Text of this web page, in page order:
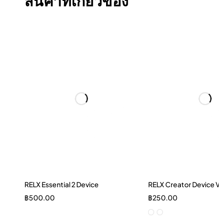
Quick add to cart
RELX Essential 2 Device
฿500.00
Quick add to
RELX Creator Device
฿250.00